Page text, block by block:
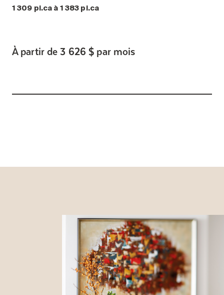
1 309 pi.ca à 1 383 pi.ca
À partir de 3 626 $ par mois